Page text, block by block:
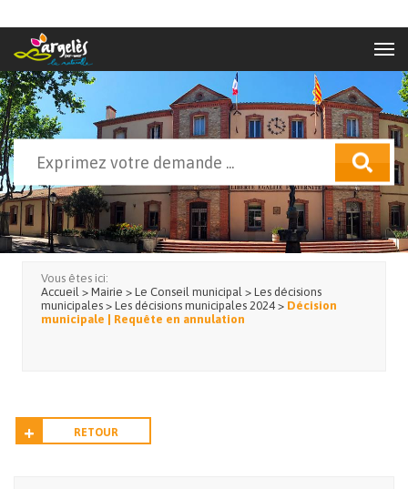
Formulaire de recherche
Vous êtes ici:
Accueil > Mairie > Le Conseil municipal > Les décisions
municipales > Les décisions municipales 2024 > Décision
municipale | Requête en annulation
RETOUR